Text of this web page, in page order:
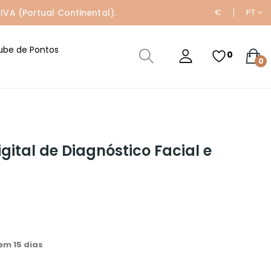
(Portual Continental). € PT
de Pontos 0
0
de Diagnóstico Facial e
15 dias